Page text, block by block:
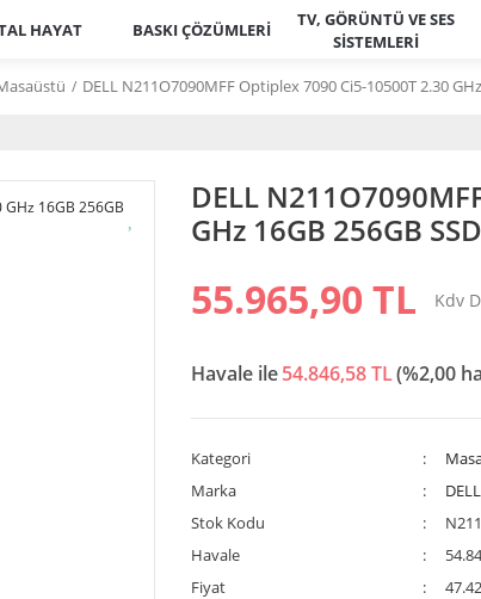
HAYAT BASKI ÇÖZÜMLERİ
TV, GÖRÜNTÜ VE SES
SİSTEMLERİ
DELL N211O7090MFF Optiplex 7090 Ci5-10500T 2.30
DELL
GHz 16GB 256GB
55.965,90 TL Kdv
Havale ile54.846,58 TL(%2,00
Kategori
Marka
DELL
Stok Kodu
Havale
Fiyat